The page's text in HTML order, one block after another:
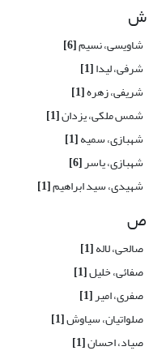
ش
شاویسی، نسیم[6]
شرفی، لیدا[1]
شریفی، زهره[1]
شمس ملکی، یزدان[1]
شهبازی، سمیه[1]
شهبازی، یاسر[6]
شهیدی، سید ابراهیم[1]
ص
صالحی، لاله[1]
صفائی، خلیل[1]
صفری، امیر[1]
صلواتیان، سیاوش[1]
صیاد، احسان[1]